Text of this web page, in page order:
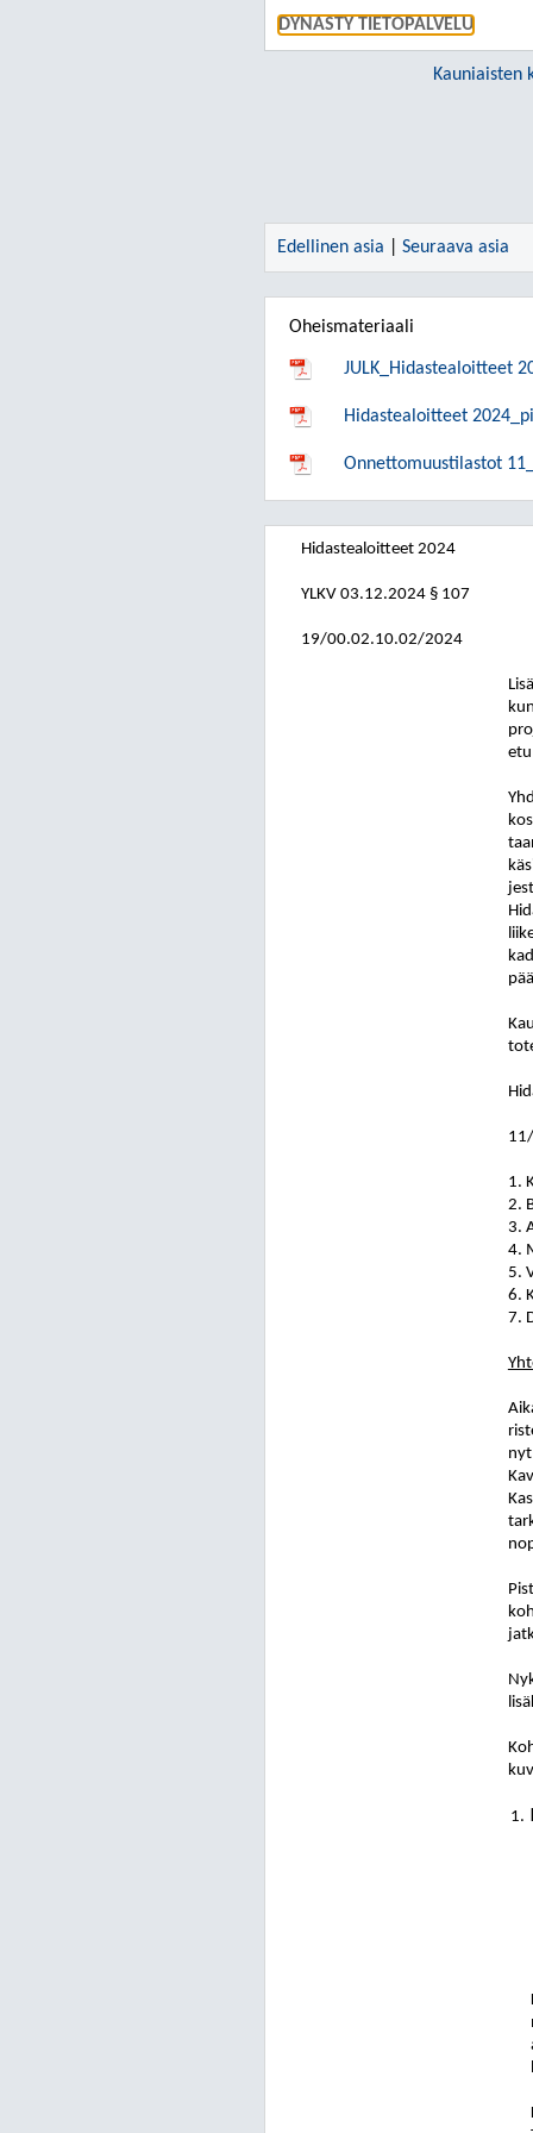
DYNASTY TIETOPALVELU
Kauniaisten
Edellinen asia Seuraava asia
Oheismateriaali
JULK_Hidastealoitteet
Hidastealoitteet
Onnettomuustilastot
Hidastealoitteet 2024
YLKV 03.12.2024 § 107
19/00.02.10.02/2024
jes
1.
2.
3.
4.
5.
6.
7.
ku
1.